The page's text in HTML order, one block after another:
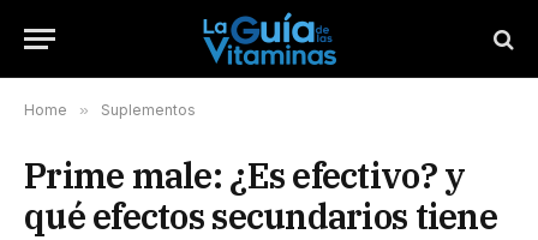
Home » Suplementos
Prime male: ¿Es efectivo? y
qué efectos secundarios tiene